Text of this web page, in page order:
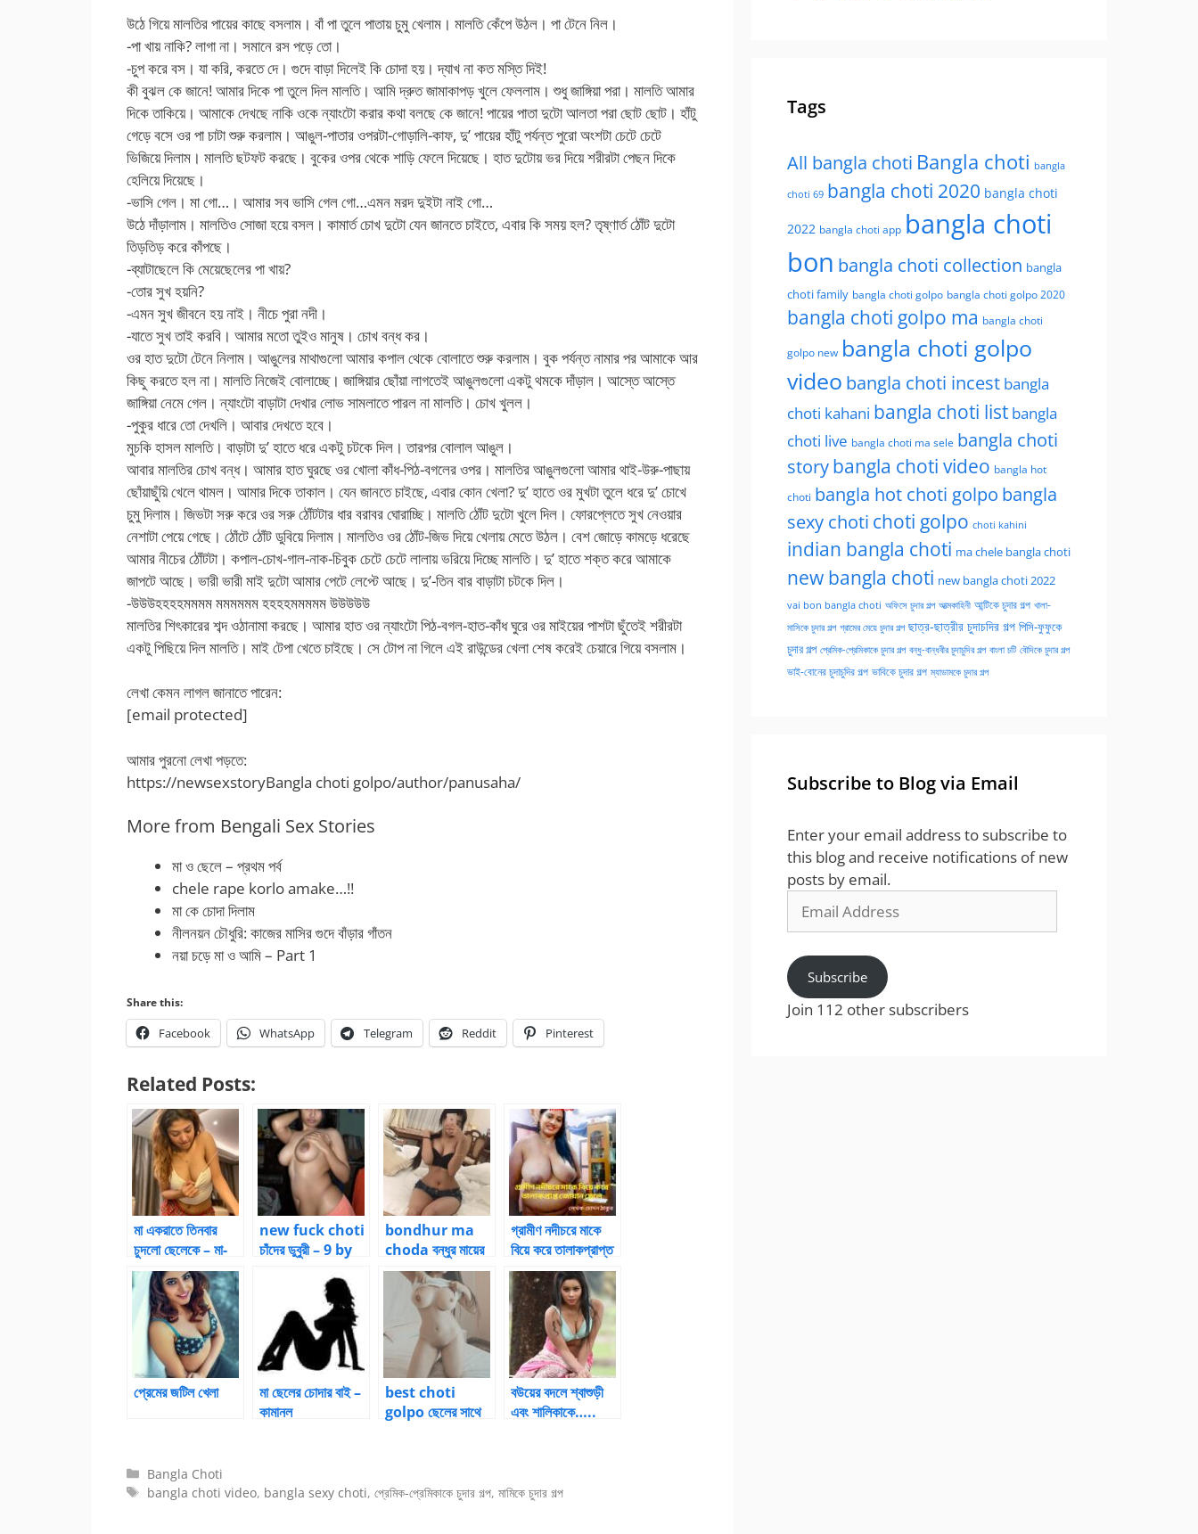
উঠে গিয়ে মালতির পায়ের কাছে বসলাম। বাঁ পা তুলে পাতায় চুমু খেলাম। মালতি কেঁপে উঠল। পা টেনে নিল।
-পা খায় নাকি? লাগা না। সমানে রস পড়ে তো।
-চুপ করে বস। যা করি, করতে দে। গুদে বাড়া দিলেই কি চোদা হয়। দ্যাখ না কত মস্তি দিই!
কী বুঝল কে জানে! আমার দিকে পা তুলে দিল মালতি। আমি দ্রুত জামাকাপড় খুলে ফেললাম। শুধু জাঙ্গিয়া পরা। মালতি আমার
দিকে তাকিয়ে। আমাকে দেখছে নাকি ওকে ন্যাংটো করার কথা বলছে কে জানে! পায়ের পাতা দুটো আলতা পরা ছোট ছোট। হাঁটু
গেড়ে বসে ওর পা চাটা শুরু করলাম। আঙুল-পাতার ওপরটা-গোড়ালি-কাফ, দু’ পায়ের হাঁটু পর্যন্ত পুরো অংশটা চেটে চেটে
ভিজিয়ে দিলাম। মালতি ছটফট করছে। বুকের ওপর থেকে শাড়ি ফেলে দিয়েছে। হাত দুটোয় ভর দিয়ে শরীরটা পেছন দিকে
হেলিয়ে দিয়েছে।
-ভাসি গেল। মা গো…। আমার সব ভাসি গেল গো…এমন মরদ দুইটা নাই গো…
উঠে দাঁড়ালাম। মালতিও সোজা হয়ে বসল। কামার্ত চোখ দুটো যেন জানতে চাইতে, এবার কি সময় হল? তৃষ্ণার্ত ঠোঁট দুটো
তিড়তিড় করে কাঁপছে।
-ব্যাটাছেলে কি মেয়েছেলের পা খায়?
-তোর সুখ হয়নি?
-এমন সুখ জীবনে হয় নাই। নীচে পুরা নদী।
-যাতে সুখ তাই করবি। আমার মতো তুইও মানুষ। চোখ বন্ধ কর।
ওর হাত দুটো টেনে নিলাম। আঙুলের মাথাগুলো আমার কপাল থেকে বোলাতে শুরু করলাম। বুক পর্যন্ত নামার পর আমাকে আর
কিছু করতে হল না। মালতি নিজেই বোলাচ্ছে। জাঙ্গিয়ার ছোঁয়া লাগতেই আঙুলগুলো একটু থমকে দাঁড়াল। আস্তে আস্তে
জাঙ্গিয়া নেমে গেল। ন্যাংটো বাড়াটা দেখার লোভ সামলাতে পারল না মালতি। চোখ খুলল।
-পুকুর ধারে তো দেখলি। আবার দেখতে হবে।
মুচকি হাসল মালতি। বাড়াটা দু’ হাতে ধরে একটু চটকে দিল। তারপর বোলাল আঙুল।
আবার মালতির চোখ বন্ধ। আমার হাত ঘুরছে ওর খোলা কাঁধ-পিঠ-বগলের ওপর। মালতির আঙুলগুলো আমার থাই-উরু-পাছায়
ছোঁয়াছুঁয়ি খেলে থামল। আমার দিকে তাকাল। যেন জানতে চাইছে, এবার কোন খেলা? দু’ হাতে ওর মুখটা তুলে ধরে দু’ চোখে
চুমু দিলাম। জিভটা সরু করে ওর সরু ঠোঁটটার ধার বরাবর ঘোরাচ্ছি। মালতি ঠোঁট দুটো খুলে দিল। ফোরপ্লেতে সুখ নেওয়ার
নেশাটা পেয়ে গেছে। ঠোঁটে ঠোঁট ডুবিয়ে দিলাম। মালতিও ওর ঠোঁট-জিভ দিয়ে খেলায় মেতে উঠল। বেশ জোড়ে কামড়ে ধরেছে
আমার নীচের ঠোঁটটা। কপাল-চোখ-গাল-নাক-চিবুক চেটে চেটে লালায় ভরিয়ে দিচ্ছে মালতি। দু’ হাতে শক্ত করে আমাকে
জাপটে আছে। ভারী ভারী মাই দুটো আমার পেটে লেপ্টে আছে। দু’-তিন বার বাড়াটা চটকে দিল।
-উউউহহহহমমমম মমমমমম হহহহমমমমম উউউউউ
মালতির শিৎকারের শব্দ ওঠানামা করছে। আমার হাত ওর ন্যাংটো পিঠ-বগল-হাত-কাঁধ ঘুরে ওর মাইয়ের পাশটা ছুঁতেই শরীরটা
একটু পিছিয়ে দিল মালতি। মাই টেপা খেতে চাইছে। সে টোপ না গিলে এই রাউন্ডের খেলা শেষ করেই চেয়ারে গিয়ে বসলাম।
লেখা কেমন লাগল জানাতে পারেন:
[email protected]
আমার পুরনো লেখা পড়তে:
https://newsexstoryBangla choti golpo/author/panusaha/
More from Bengali Sex Stories
মা ও ছেলে – প্রথম পর্ব
chele rape korlo amake…!!
মা কে চোদা দিলাম
নীলনয়ন চৌধুরি: কাজের মাসির গুদে বাঁড়ার গাঁতন
নয়া চড়ে মা ও আমি – Part 1
Share this:
Facebook WhatsApp Telegram Reddit Pinterest
Related Posts:
মা একরাতে তিনবার
চুদলো ছেলেকে – মা-
ছেলের চুদার গল্প
new fuck choti
চাঁদের ডুবুরী – 9 by
bondhur ma
choda বন্ধুর মায়ের
পেটে আমার বাচ্চা
গ্রামীণ নদীচরে মাকে
বিয়ে করে তালাকপ্রাপ্ত
জোয়ান ছেলে (পর্ব-১০)
– মা-ছেলের চুদার গল্প
প্রেমের জটিল খেলা
মা ছেলের চোদার বাই –
কামানল
best choti
golpo ছেলের সাথে
বউয়ের বদলে শ্বাশুড়ী
এবং শালিকাকে…..
Categories
Bangla Choti
Tags
bangla choti video, bangla sexy choti,প্রেমিক-প্রেমিকাকে চুদার গল্প,মামিকে চুদার গল্প
Tags
All bangla choti Bangla choti bangla
choti 69 bangla choti 2020 bangla choti
2022 bangla choti app bangla choti
bon bangla choti collection bangla
choti family bangla choti golpo bangla choti golpo 2020
bangla choti golpo ma bangla choti
golpo new bangla choti golpo
video bangla choti incest bangla
choti kahani bangla choti list bangla
choti live bangla choti ma sele bangla choti
storybangla choti video bangla hot
choti bangla hot choti golpo bangla
sexy choti choti golpo choti kahini
indian bangla choti ma chele bangla choti
new bangla choti new bangla choti 2022
vai bon bangla choti অফিসে চুদার গল্প আত্মকাহিনী আন্টিকে চুদার গল্প খালা-
মাসিকে চুদার গল্প গ্রামের মেয়ে চুদার গল্প ছাত্র-ছাত্রীর চুদাচদির গল্প পিসি-ফুফুকে
চুদার গল্প প্রেমিক-প্রেমিকাকে চুদার গল্প বন্ধু-বান্ধবীর চুদাচুদির গল্প বাংলা চটি বৌদিকে চুদার গল্প
ভাই-বোনের চুদাচুদির গল্প ভাবিকে চুদার গল্প ম্যাডামকে চুদার গল্প
Subscribe to Blog via Email
Enter your email address to subscribe to
this blog and receive notifications of new
posts by email.
Address
Subscribe
Join 112 other subscribers